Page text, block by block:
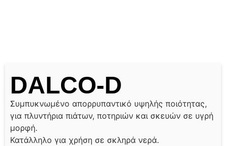
DALCO-D
Συμπυκνωμένο απορρυπαντικό υψηλής ποιότητας,
για πλυντήρια πιάτων, ποτηριών και σκευών σε υγρή
μορφή.
Κατάλληλο για χρήση σε σκληρά νερά.